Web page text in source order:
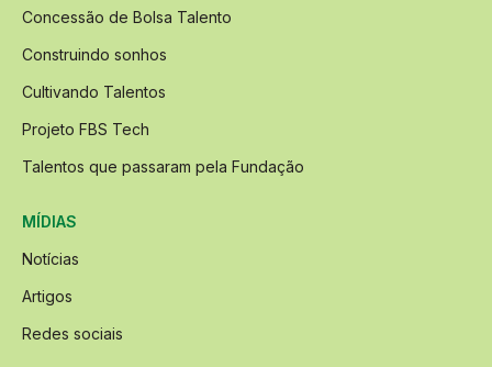
Concessão de Bolsa Talento
Construindo sonhos
Cultivando Talentos
Projeto FBS Tech
Talentos que passaram pela Fundação
MÍDIAS
Notícias
Artigos
Redes sociais